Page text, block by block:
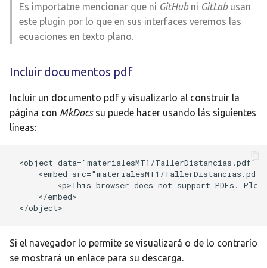
Es importatne mencionar que ni GitHubni GitLabusan
este plugin por lo que en sus interfaces veremos las
ecuaciones en texto plano.
Incluir documentos pdf
Incluir un documento pdf y visualizarlo al construir la
página con MkDocssu puede hacer usando lás siguientes
líneas:
<object data="materialesMT1/TallerDistancias.pdf"
<embed src="materialesMT1/
<p>This browser does not support PDFs.
    </embed>
Si el navegador lo permite se visualizará o de lo contrarío
se mostrará un enlace para su descarga.